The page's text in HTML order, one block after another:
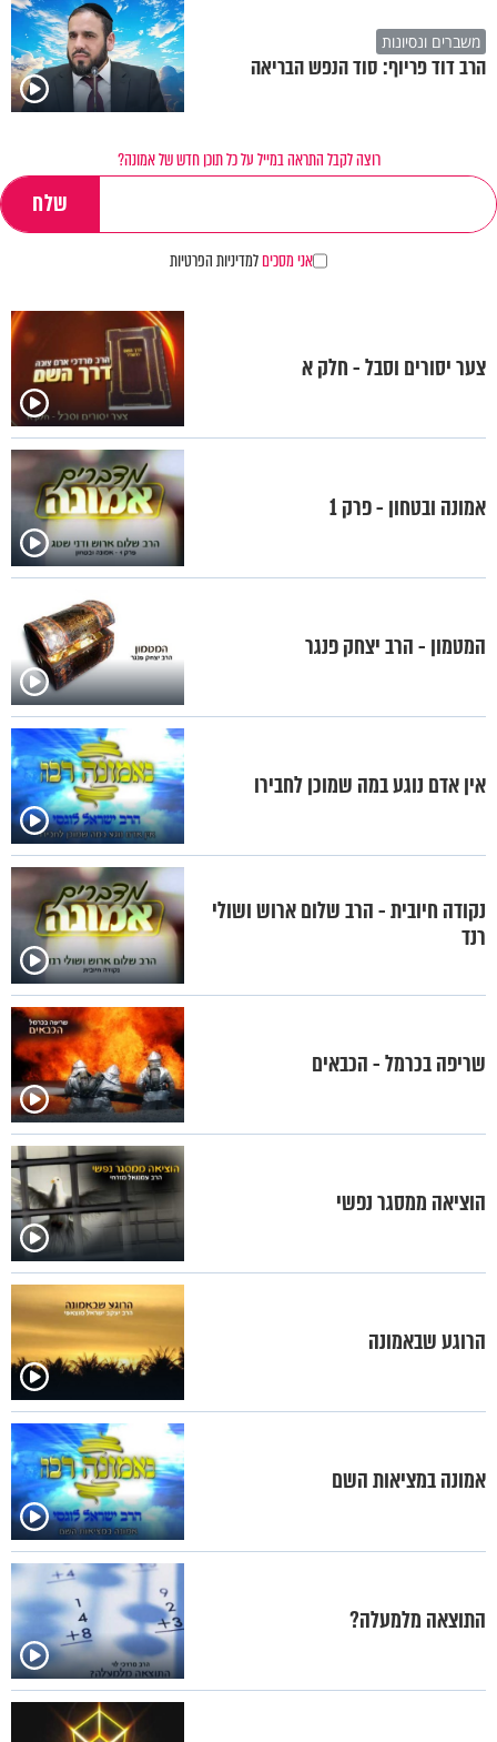
משברים ונסיונות
הרב דוד פריוף: סוד הנפש הבריאה
רוצה לקבל התראה במייל על כל תוכן חדש של אמונה?
אני מסכיםלמדיניות הפרטיות
צער יסורים וסבל - חלק א
אמונה ובטחון - פרק 1
המטמון - הרב יצחק פנגר
אין אדם נוגע במה שמוכן לחבירו
נקודה חיובית - הרב שלום ארוש ושולי
רנד
שריפה בכרמל - הכבאים
הוציאה ממסגר נפשי
הרוגע שבאמונה
אמונה במציאות השם
התוצאה מלמעלה?